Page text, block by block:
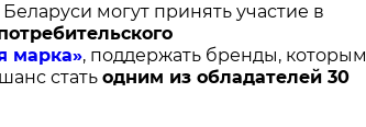
могут принять участие в
марка», поддержать бренды, которым
стать одним из обладателей 30